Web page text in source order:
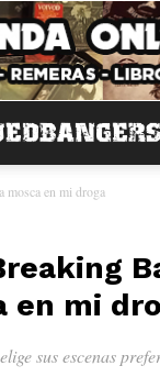
mosca en mi droga
en mi
sus escenas